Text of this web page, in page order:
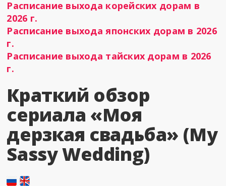
Расписание выхода корейских дорам в
2026 г.
Расписание выхода японских дорам в 2026
г.
Расписание выхода тайских дорам в 2026
г.
Краткий обзор
сериала «Моя
дерзкая свадьба» (My
Sassy Wedding)